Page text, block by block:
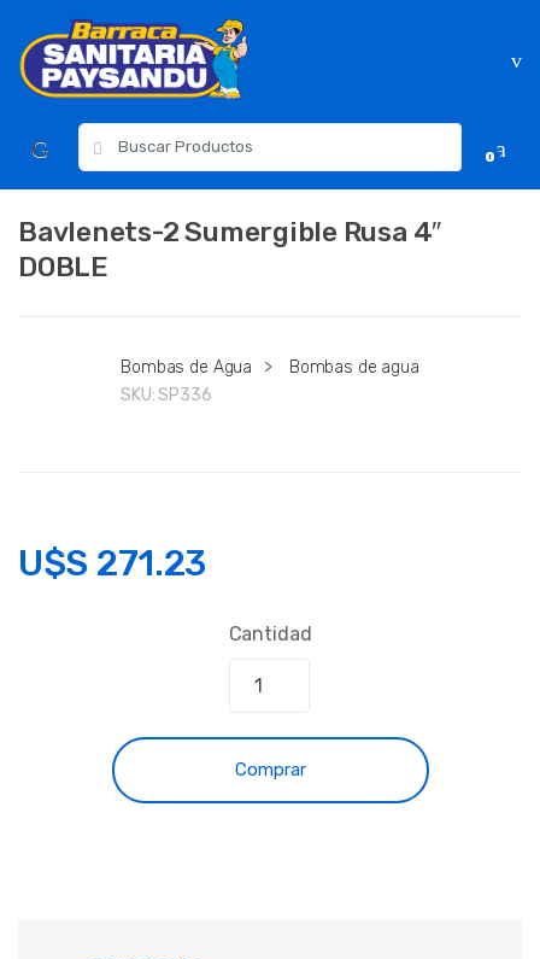
navigation
content
para:
0
Bavlenets-2 Sumergible Rusa 4″
DOBLE
Bombas de Agua >
Bombas de agua
SKU:SP336
U$S 271.23
Cantidad
Comprar